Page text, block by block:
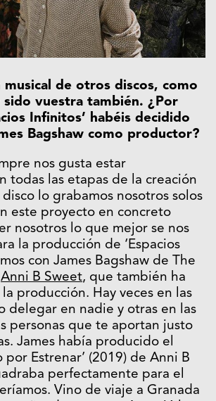
musical de otros discos, como
sido vuestra también. ¿Por
Infinitos’ habéis decidido
Bagshaw como productor?
nos gusta estar
todas las etapas de la creación
lo grabamos nosotros solos
este proyecto en concreto
nosotros lo que mejor se nos
la producción de ‘Espacios
con James Bagshaw de The
Anni B Sweet, que también ha
producción. Hay veces en las
delegar en nadie y otras en las
personas que te aportan justo
James había producido el
por Estrenar’ (2019) de Anni B
perfectamente para el
Vino de viaje a Granada